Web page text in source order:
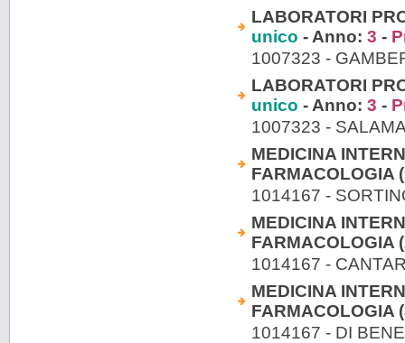
LABORATORI
unico - Anno: 3 -
1007323 -
LABORATORI
unico - Anno: 3 -
1007323 -
MEDICINA
FARMACOLOGIA
1014167 -
MEDICINA
FARMACOLOGIA
1014167 -
MEDICINA
FARMACOLOGIA
1014167 - DI